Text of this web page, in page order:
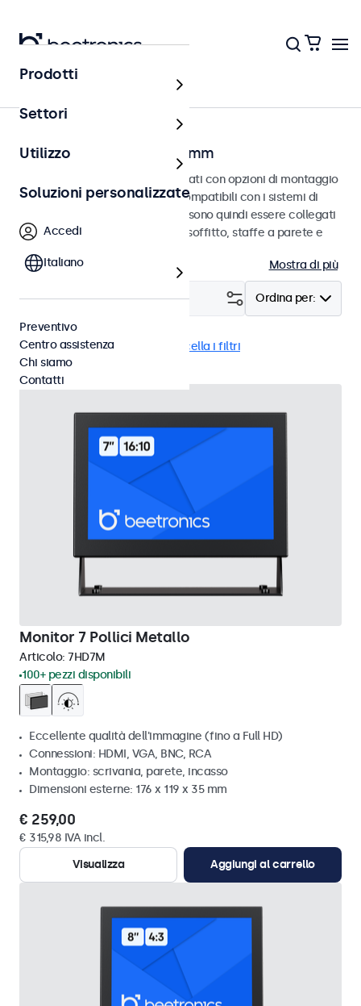
Home
Monitor con VESA da 75 mm
Monitor VESA da 75 mm progettati con opzioni di montaggio
versatili. Questi monitor sono compatibili con i sistemi di
montaggio VESA standard e possono quindi essere collegati
a supporti universali, supporti a soffitto, staffe a parete e
Mostra di più
Ordina per:
Filtro (15)
VESA 75 x 75 EN50155 Cancella i filtri
Monitor 7 Pollici Metallo
Articolo: 7HD7M
100+ pezzi disponibili
Eccellente qualità dell'immagine (fino a Full HD)
Connessioni: HDMI, VGA, BNC, RCA
Montaggio: scrivania, parete, incasso
Dimensioni esterne: 176 x 119 x 35 mm
€ 259,00
€ 315,98 IVA incl.
Visualizza
Aggiungi al carrello
Prodotti
Settori
Utilizzo
Soluzioni personalizzate
Accedi
Italiano
Preventivo
Centro assistenza
Chi siamo
Contatti